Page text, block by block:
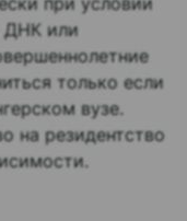
ДНК или
только если
вузе.
на резидентство